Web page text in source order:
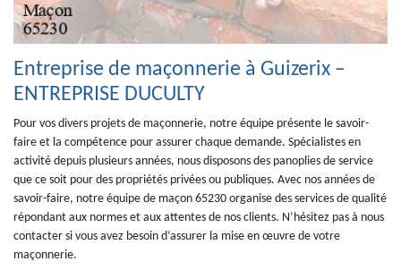
Entreprise de maçonnerie à Guizerix –
ENTREPRISE DUCULTY
Pour vos divers projets de maçonnerie, notre équipe présente le savoir-
faire et la compétence pour assurer chaque demande. Spécialistes en
activité depuis plusieurs années, nous disposons des panoplies de service
que ce soit pour des propriétés privées ou publiques. Avec nos années de
savoir-faire, notre équipe de maçon 65230 organise des services de qualité
répondant aux normes et aux attentes de nos clients. N’hésitez pas à nous
contacter si vous avez besoin d’assurer la mise en œuvre de votre
maçonnerie.